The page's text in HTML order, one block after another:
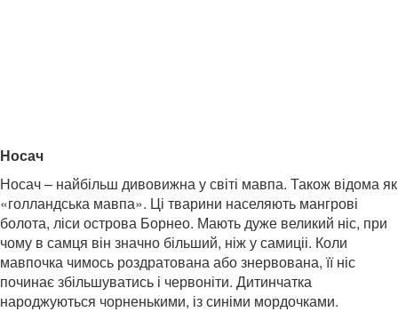
Носач
Носач – найбільш дивовижна у світі мавпа. Також відома як
«голландська мавпа». Ці тварини населяють мангрові
болота, ліси острова Борнео. Мають дуже великий ніс, при
чому в самця він значно більший, ніж у самиціі. Коли
мавпочка чимось роздратована або знервована, її ніс
починає збільшуватись і червоніти. Дитинчатка
народжуються чорненькими, із синіми мордочками.